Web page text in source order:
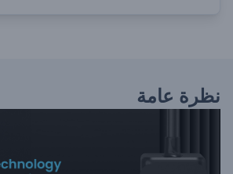
نظرة عامة